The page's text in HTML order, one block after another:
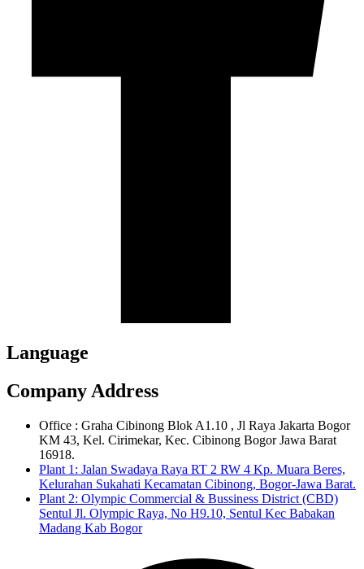
Language
Company Address
Office : Graha Cibinong Blok A1.10 , Jl Raya Jakarta Bogor
KM 43, Kel. Cirimekar, Kec. Cibinong Bogor Jawa Barat
16918.
Plant 1: Jalan Swadaya Raya RT 2 RW 4 Kp. Muara Beres,
Kelurahan Sukahati Kecamatan Cibinong, Bogor-Jawa Barat.
Plant 2: Olympic Commercial & Bussiness District (CBD)
Sentul Jl. Olympic Raya, No H9.10, Sentul Kec Babakan
Madang Kab Bogor